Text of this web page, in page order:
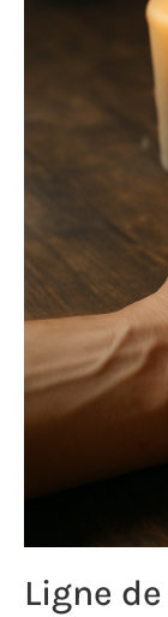
Ligne